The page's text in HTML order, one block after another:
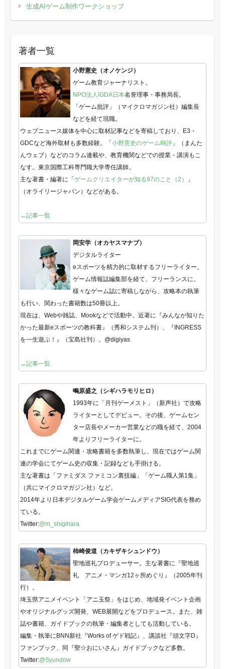
生成AIゲーム制作ワークショップ
著者一覧
小野憲史（オノケンジ）
ゲーム教育ジャーナリスト。
NPO法人IGDA日本名誉理事・事務局長。
「ゲーム批評」（マイクロマガジン社）編集長
などを経て現職。
ウェブニュース媒体を中心に取材記事などを寄稿しており、E3・
GDCなど海外取材も多数経験。「小野憲史のゲーム時評」（まんた
んウェブ）などのコラム連載や、教育機関などでの授業・講演もこ
なす。東京国際工科専門職大学専任講師。
主な著書・編著に「ゲームクリエイターが知る97のこと（2）
」
（オライリージャパン）などがある。
→記事一覧
岡安学（オカヤスマナブ）
デジタルライター
eスポーツを精力的に取材するフリーライター。
ゲーム情報誌編集部を経て、フリーランスに。
様々なゲーム誌に寄稿しながら、攻略本の執筆
も行い、関わった書籍数は50冊以上。
現在は、Webや雑誌、Mookなどで活動中。近著に『みんなが知りた
かった最新eスポーツの教科書』（秀和システム刊）、『INGRESS
を一生遊ぶ！』（宝島社刊）。@digiyas
→記事一覧
鴫原盛之（シギハラモリヒロ）
1993年に「月刊ゲーメスト」（新声社）で攻略
ライターとしてデビュー。その後、ゲームセン
ター店長やメーカー営業などの職を経て、2004
年よりフリーライターに。
これまでにゲーム関連・攻略書籍を多数執筆し、現在ではゲーム関
連の学会にてゲーム史の収集・記録なども手掛ける。
主な著書は「ファミダス ファミコン裏技編」「ゲーム職人第1集」
（共にマイクロマガジン社）など。
2014年より日本デジタルゲーム学会ゲームメディアSIG代表を務め
ている。
Twitter:@m_shigihara
柿崎俊道（カキザキシュンドウ）
聖地巡礼プロデューサー。主な著書に『聖地巡
礼 アニメ・マンガ12ヶ所めぐり』（2005年刊
行）。
埼玉県アニメイベント「アニ玉祭」をはじめ、地域発イベント企画
やオリジナルグッズ開発、WEB展開などをプロデュース。また、雑
誌や書籍、ガイドブックの執筆・編集者としても活動している。
編集・執筆にBNN新社『Works of ゲド戦記』、講談社『頭文字D』
ファンブック、同『聖☆おにいさん』ガイドブックなど多数。
Twitter:@Syundow